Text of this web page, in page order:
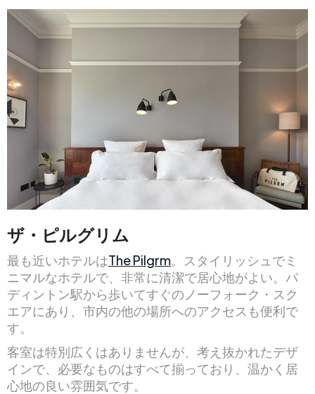
ザ・ピルグリム
最も近いホテルはThe Pilgrm。スタイリッシュでミ
ニマルなホテルで、非常に清潔で居心地がよい。パ
ディントン駅から歩いてすぐのノーフォーク・スク
エアにあり、市内の他の場所へのアクセスも便利で
す。
客室は特別広くはありませんが、考え抜かれたデザ
インで、必要なものはすべて揃っており、温かく居
心地の良い雰囲気です。